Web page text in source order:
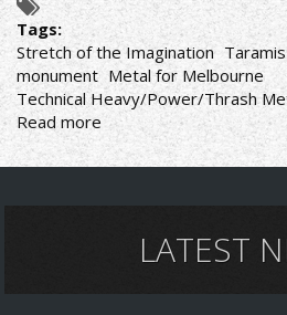
Tags:
Stretch of the Imagination Taramis
monument Metal for Melbourne
Technical Heavy/Power/Thrash
Read more about
Taramis-
Stretch
Imagination
LATEST